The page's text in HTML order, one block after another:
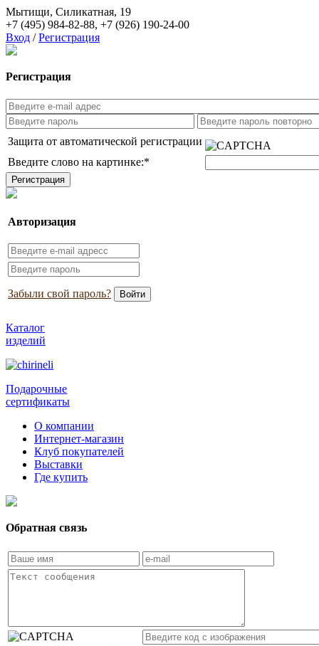
Мытищи, Силикатная, 19
+7 (495) 984-82-88, +7 (926) 190-24-00
Вход / Регистрация
Регистрация
Защита от автоматической регистрации
Введите слово на картинке:*
Авторизация
Забыли свой пароль?
Каталог
изделий
Подарочные
сертификаты
О компании
Интернет-магазин
Клуб покупателей
Выставки
Где купить
Обратная связь